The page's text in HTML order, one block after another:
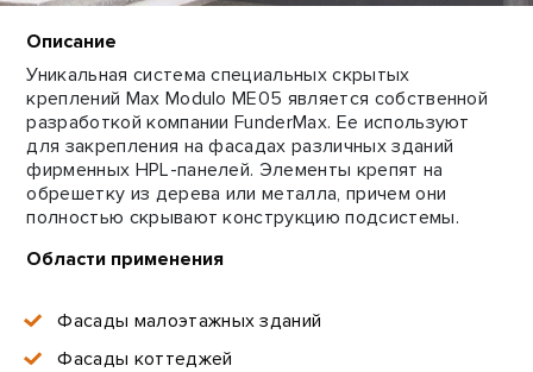
Описание
Уникальная система специальных скрытых
креплений Max Modulo ME05 является собственной
разработкой компании FunderMax. Ее используют
для закрепления на фасадах различных зданий
фирменных HPL-панелей. Элементы крепят на
обрешетку из дерева или металла, причем они
полностью скрывают конструкцию подсистемы.
Области применения
Фасады малоэтажных зданий
Фасады коттеджей